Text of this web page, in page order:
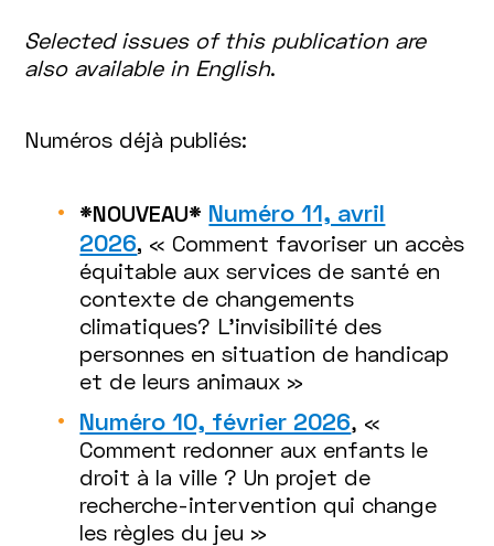
Selected issues of this publication are
also available in English.
Numéros déjà publiés:
*NOUVEAU* Numéro 11, avril
2026, « Comment favoriser un accès
équitable aux services de santé en
contexte de changements
climatiques? L'invisibilité des
personnes en situation de handicap
et de leurs animaux »
Numéro 10, février 2026, «
Comment redonner aux enfants le
droit à la ville ? Un projet de
recherche-intervention qui change
les règles du jeu »